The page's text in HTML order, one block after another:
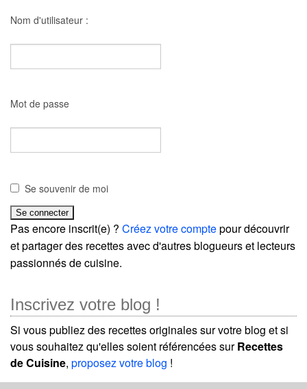
Nom d'utilisateur :
Mot de passe
Se souvenir de moi
Pas encore inscrit(e) ? Créez votre comptepour découvrir
et partager des recettes avec d'autres blogueurs et lecteurs
passionnés de cuisine.
Inscrivez votre blog !
Si vous publiez des recettes originales sur votre blog et si
vous souhaitez qu'elles soient référencées surRecettes
de Cuisine, proposez votre blog !